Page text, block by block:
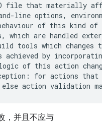
file that materially
line options,
of this kind of
which are handled
tools which changes
achieved by
of this action
for actions that
，并且不应与